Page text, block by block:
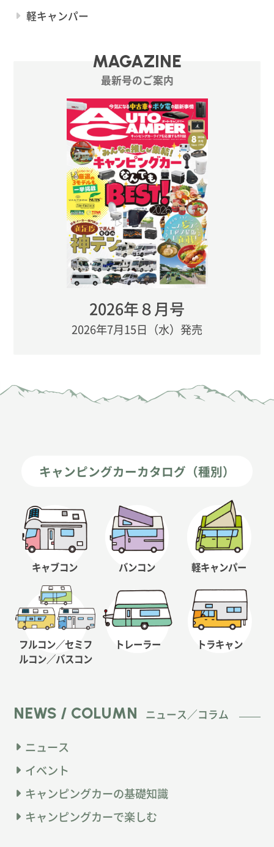
軽キャンパー
MAGAZINE
最新号のご案内
2026年８月号
2026年7月15日（水）発売
キャンピングカーカタログ（種別）
キャブコン バンコン 軽キャンパー
フルコン／セミフ
ルコン／バスコン
トレーラー トラキャン
NEWS / COLUMN ニュース／コラム
ニュース
イベント
キャンピングカーの基礎知識
キャンピングカーで楽しむ